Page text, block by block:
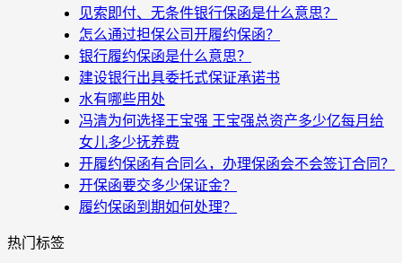
见索即付、无条件银行保函是什么意思？
怎么通过担保公司开履约保函？
银行履约保函是什么意思？
建设银行出具委托式保证承诺书
水有哪些用处
冯清为何选择王宝强 王宝强总资产多少亿每月给
女儿多少抚养费
开履约保函有合同么，办理保函会不会签订合同？
开保函要交多少保证金？
履约保函到期如何处理？
热门标签